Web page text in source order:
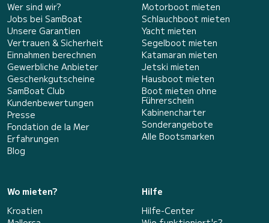
Wer sind wir?
Jobs bei SamBoat
Unsere Garantien
Vertrauen & Sicherheit
Einnahmen berechnen
Gewerbliche Anbieter
Geschenkgutscheine
SamBoat Club
Kundenbewertungen
Presse
Fondation de la Mer
Erfahrungen
Blog
Motorboot mieten
Schlauchboot mieten
Yacht mieten
Segelboot mieten
Katamaran mieten
Jetski mieten
Hausboot mieten
Boot mieten ohne
Führerschein
Kabinencharter
Sonderangebote
Alle Bootsmarken
Wo mieten?
Kroatien
Hilfe
Hilfe-Center